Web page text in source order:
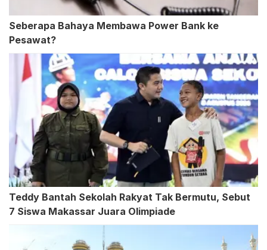
Seberapa Bahaya Membawa Power Bank ke
Pesawat?
Teddy Bantah Sekolah Rakyat Tak Bermutu, Sebut
7 Siswa Makassar Juara Olimpiade